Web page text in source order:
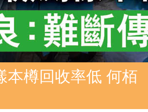
本樽回收率低 何栢